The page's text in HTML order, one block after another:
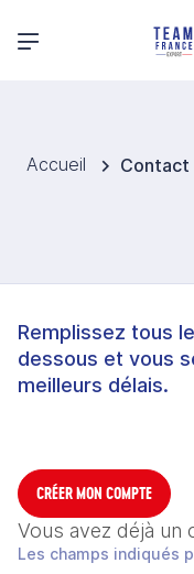
Menu principal
Accueil Contact
Remplissez tous
dessous et vous
meilleurs délais.
CRÉER MON COMPTE
Vous avez déjà un
Les champs indiqués